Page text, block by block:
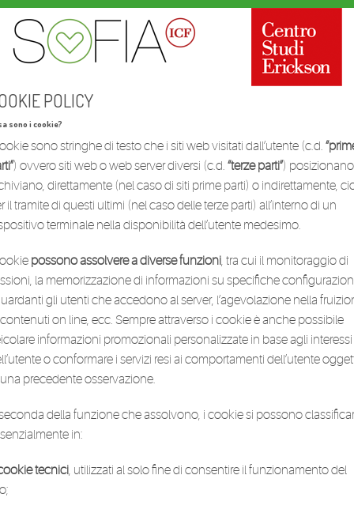
POLICY
sono i cookie?
sono stringhe di testo che i siti web visitati dall’utente (c.d.
) ovvero siti web o web server diversi (c.d. “terze parti”)
direttamente (nel caso di siti prime parti) o indirettamente,
il tramite di questi ultimi (nel caso delle terze parti) all’interno di un
terminale nella disponibilità dell’utente medesimo.
possono assolvere a diverse funzioni, tra cui il monitoraggio di
la memorizzazione di informazioni su specifiche
gli utenti che accedono al server, l’agevolazione nella
on line, ecc. Sempre attraverso i cookie è anche possibile
informazioni promozionali personalizzate in base agli interessi
o conformare i servizi resi ai comportamenti dell’utente
precedente osservazione.
della funzione che assolvono, i cookie si possono
in:
tecnici, utilizzati al solo fine di consentire il funzionamento del